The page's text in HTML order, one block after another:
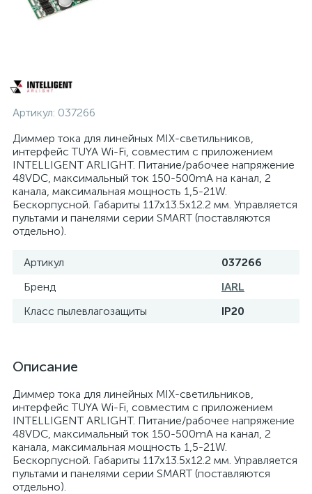
Артикул: 037266
Диммер тока для линейных MIX-светильников,
интерфейс TUYA Wi-Fi, совместим с приложением
INTELLIGENT ARLIGHT. Питание/рабочее напряжение
48VDC, максимальный ток 150-500mA на канал, 2
канала, максимальная мощность 1,5-21W.
Бескорпусной. Габариты 117x13.5x12.2 мм. Управляется
пультами и панелями серии SMART (поставляются
отдельно).
Артикул
037266
Бренд
IARL
Класс пылевлагозащиты
IP20
Описание
Диммер тока для линейных MIX-светильников,
интерфейс TUYA Wi-Fi, совместим с приложением
INTELLIGENT ARLIGHT. Питание/рабочее напряжение
48VDC, максимальный ток 150-500mA на канал, 2
канала, максимальная мощность 1,5-21W.
Бескорпусной. Габариты 117x13.5x12.2 мм. Управляется
пультами и панелями серии SMART (поставляются
отдельно).